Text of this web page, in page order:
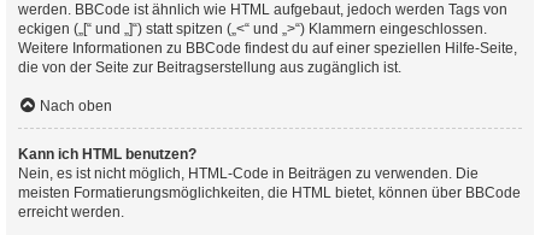
werden. BBCode ist ähnlich wie HTML aufgebaut, jedoch werden Tags von
eckigen („[“ und „]“) statt spitzen („<“ und „>“) Klammern eingeschlossen.
Weitere Informationen zu BBCode findest du auf einer speziellen Hilfe-Seite,
die von der Seite zur Beitragserstellung aus zugänglich ist.
Nach oben
Kann ich HTML benutzen?
Nein, es ist nicht möglich, HTML-Code in Beiträgen zu verwenden. Die
meisten Formatierungsmöglichkeiten, die HTML bietet, können über BBCode
erreicht werden.